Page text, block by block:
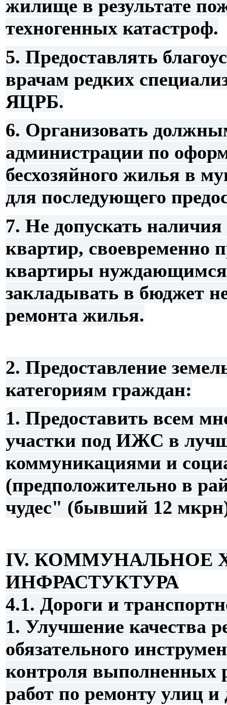
жилище в результате
техногенных катастроф.
5. Предоставлять
врачам редких
ЯЦРБ.
6. Организовать
администрации по
бесхозяйного жилья в
для последующего
7. Не допускать
квартир, своевременно
квартиры нуждающимся
закладывать в бюджет
ремонта жилья.
2. Предоставление
категориям граждан:
1. Предоставить всем
участки под ИЖС в
коммуникациями и
(предположительно в
чудес" (бывший 12
IV. КОММУНАЛЬНОЕ
ИНФРАСТУКТУРА
4.1. Дороги и
1. Улучшение качества
обязательного
контроля выполненных
работ по ремонту улиц и